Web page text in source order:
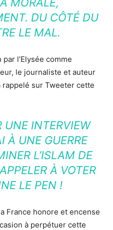
DU CÔTÉ DU
LE MAL.
l’Elysée comme
le journaliste et auteur
sur Tweeter cette
UNE INTERVIEW
À UNE GUERRE
L’ISLAM DE
À VOTER
LE PEN !
France honore et encense
à perpétuer cette